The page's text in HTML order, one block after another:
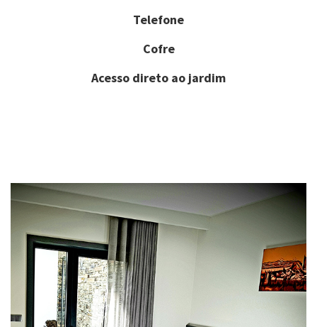
Telefone
Cofre
Acesso direto ao jardim